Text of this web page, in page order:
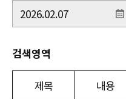
검색영역
제목 내용